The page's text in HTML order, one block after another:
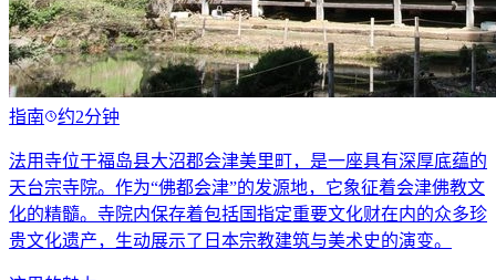
指南 约2分钟
法用寺位于福岛县大沼郡会津美里町，是一座具有深厚底蕴的
天台宗寺院。作为“佛都会津”的发源地，它象征着会津佛教文
化的精髓。寺院内保存着包括国指定重要文化财在内的众多珍
贵文化遗产，生动展示了日本宗教建筑与美术史的演变。